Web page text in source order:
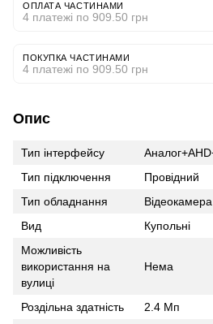
ОПЛАТА ЧАСТИНАМИ
4 платежі по 909.50 грн
ПОКУПКА ЧАСТИНАМИ
4 платежі по 909.50 грн
Опис
Тип інтерфейсу
Тип підключення
Провідний
Тип обладнання
Відеокамера
Вид
Купольні
Можливість
використання на
вулиці
Нема
Роздільна здатність
2.4 Мп